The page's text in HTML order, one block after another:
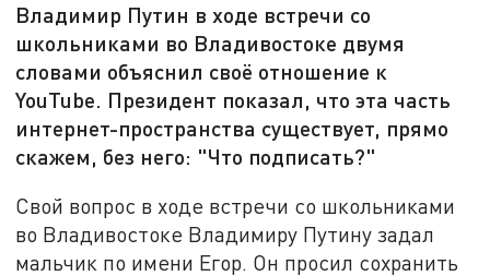
Владимир Путин в ходе встречи со
школьниками во Владивостоке двумя
словами объяснил своё отношение к
YouTube. Президент показал, что эта часть
интернет-пространства существует, прямо
скажем, без него: "Что подписать?"
Свой вопрос в ходе встречи со школьниками
во Владивостоке Владимиру Путину задал
мальчик по имени Егор. Он просил сохранить